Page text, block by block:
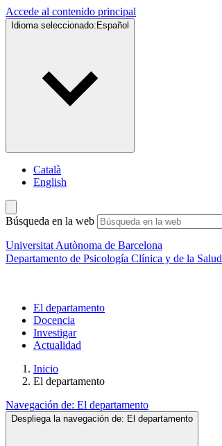
Accede al contenido principal
Idioma seleccionado: Español
Català
English
Búsqueda en la web
Universitat Autònoma de Barcelona
Departamento de Psicología Clínica y de la Salud
El departamento
Docencia
Investigar
Actualidad
Inicio
El departamento
Navegación de: El departamento
Despliega la navegación de: El departamento